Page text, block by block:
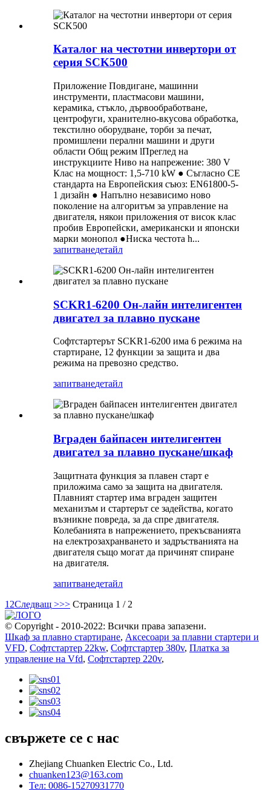
Каталог на честотни инвертори от
серия SCK500
Приложение Повдигане, машинни
инструменти, пластмасови машини,
керамика, стъкло, дървообработване,
центрофуги, хранително-вкусова обработка,
текстилно оборудване, торби за печат,
промишлени перални машини и други
области Общ режим lПреглед на
инструкциите Ниво на напрежение: 380 V
Клас на мощност: 1,5-710 kW ● Съгласно CE
стандарта на Европейския съюз: EN61800-5-
1 дизайн ● Напълно независимо ново
поколение на алгоритъм за управление на
двигателя, някои приложения от висок клас
пробив Европейски, американски и японски
марки монопол ●Ниска честота h...
запитванедетайл
SCKR1-6200 Он-лайн интелигентен
двигател за плавно пускане
Софтстартерът SCKR1-6200 има 6 режима на
стартиране, 12 функции за защита и два
режима на превозно средство.
запитванедетайл
Вграден байпасен интелигентен
двигател за плавно пускане/шкаф
Защитната функция за плавен старт е
приложима само за защита на двигателя.
Плавният стартер има вграден защитен
механизъм и стартерът се задейства, когато
възникне повреда, за да спре двигателя.
Колебанията в напрежението, прекъсванията
на електрозахранването и задръстванията на
двигателя също могат да причинят спиране
на двигателя.
запитванедетайл
1 2Следващ >>> Страница 1 / 2
© Copyright - 2010-2022: Всички права запазени.
Шкаф за плавно стартиране, Аксесоари за плавни стартери и
VFD, Софтстартер 22kw, Софтстартер 380v, Платка за
управление на Vfd, Софтстартер 220v,
свържете се с нас
Zhejiang Chuanken Electric Co., Ltd.
chuanken123@163.com
Тел: 0086-15270931770